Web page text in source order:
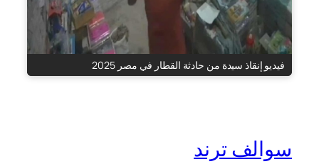
فيديو إنقاذ سيدة من حادثة القطار في مصر 2025
سوالف ترند